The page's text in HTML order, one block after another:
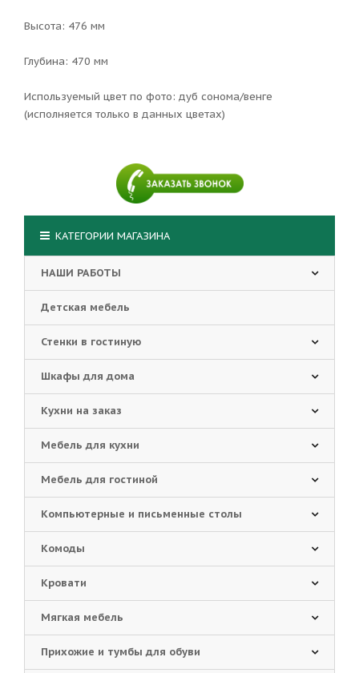
Высота: 476 мм
Глубина: 470 мм
Используемый цвет по фото: дуб сонома/венге
(исполняется только в данных цветах)
КАТЕГОРИИ МАГАЗИНА
НАШИ РАБОТЫ
Детская мебель
Стенки в гостиную
Шкафы для дома
Кухни на заказ
Мебель для кухни
Мебель для гостиной
Компьютерные и письменные столы
Комоды
Кровати
Мягкая мебель
Прихожие и тумбы для обуви